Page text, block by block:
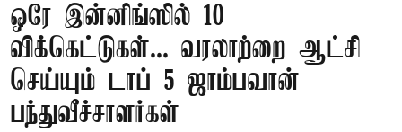
ஒரே இன்னிங்ஸில் 10
விக்கெட்டுகள்... வரலாற்றை ஆட்சி
செய்யும் டாப் 5 ஜாம்பவான்
பந்துவீச்சாளர்கள்